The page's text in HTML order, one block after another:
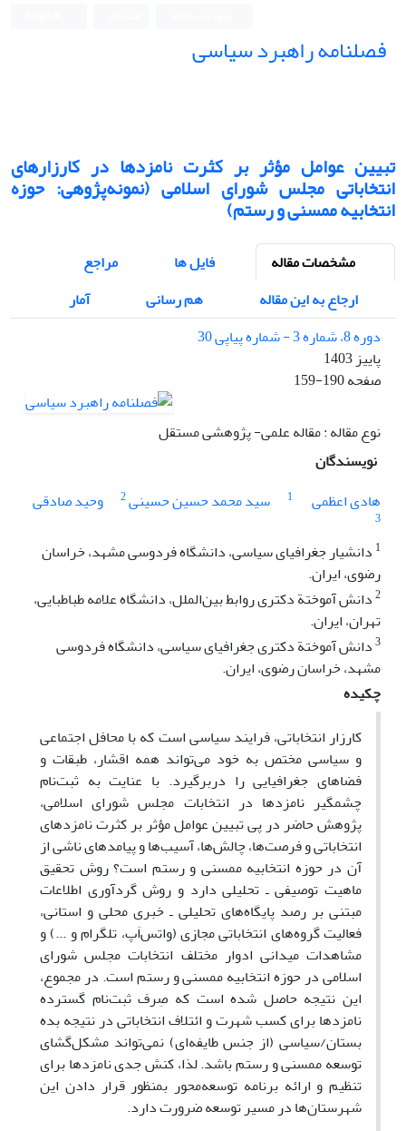
فصلنامه راهبرد سیاسی
تبیین عوامل مؤثر بر کثرت نامزدها در کارزارهای
انتخاباتی مجلس شورای اسلامی (نمونه‌پژوهی: حوزه
انتخابیه ممسنی و رستم)
مشخصات مقاله فایل ها
مراجع
ارجاع به این مقاله
هم رسانی
آمار
دوره 8، شماره 3 - شماره پیاپی 30
پاییز 1403
صفحه159-190
نوع مقاله : مقاله علمی- پژوهشی مستقل
نویسندگان
هادی اعظمی
1 سید محمد حسین حسینی2 وحید صادقی
3
1 دانشیار جغرافیای سیاسی، دانشگاه فردوسی مشهد، خراسان
رضوی، ایران.
2دانش آموختة دکتری روابط بین‌الملل، دانشگاه علامه طباطبایی،
تهران، ایران.
3دانش آموختة دکتری جغرافیای سیاسی، دانشگاه فردوسی
مشهد، خراسان رضوی، ایران.
چکیده
کارزار انتخاباتی، فرایند سیاسی است که با محافل اجتماعی
و سیاسی مختص به خود می‌تواند همه اقشار، طبقات و
فضاهای جغرافیایی را دربرگیرد. با عنایت به ثبت‌نام
چشمگیر نامزدها در انتخابات مجلس شورای اسلامی،
پژوهش حاضر در پی تبیین عوامل مؤثر بر کثرت نامزدهای
انتخاباتی و فرصت‌ها، چالش‌ها، آسیب‌ها و پیامدهای ناشی از
آن در حوزه انتخابیه ممسنی و رستم است؟ روش تحقیق
ماهیت توصیفی ـ تحلیلی دارد و روش گردآوری اطلاعات
مبتنی بر رصد پایگاه‌های تحلیلی ـ خبری محلی و استانی،
فعالیت گروه‌های انتخاباتی مجازی (واتس‌اَپ، تلگرام و ...) و
مشاهدات میدانی ادوار مختلف انتخابات مجلس شورای
اسلامی در حوزه انتخابیه ممسنی و رستم است. در مجموع،
این نتیجه حاصل شده است که صِرف ثبت‌نام گسترده
نامزدها برای کسب شهرت و ائتلاف انتخاباتی در نتیجه بده
بستان/سیاسی (از جنس طایفه‌ای) نمی‌تواند مشکل‌گشای
توسعه ممسنی و رستم باشد. لذا، کنش جدی نامزدها برای
تنظیم و ارائه برنامه توسعه‌محور بمنظور قرار دادن این
شهرستان‌ها‌ در مسیر توسعه ضرورت دارد.